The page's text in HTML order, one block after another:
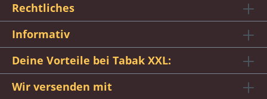
Rechtliches
Informativ
Deine Vorteile bei Tabak XXL:
Wir versenden mit